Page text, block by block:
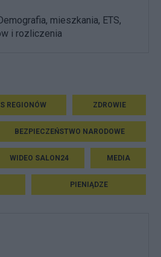
mieszkania, ETS,
i rozliczenia
REGIONÓW ZDROWIE
BEZPIECZEŃSTWO NARODOWE
WIDEO SALON24 MEDIA
PIENIĄDZE